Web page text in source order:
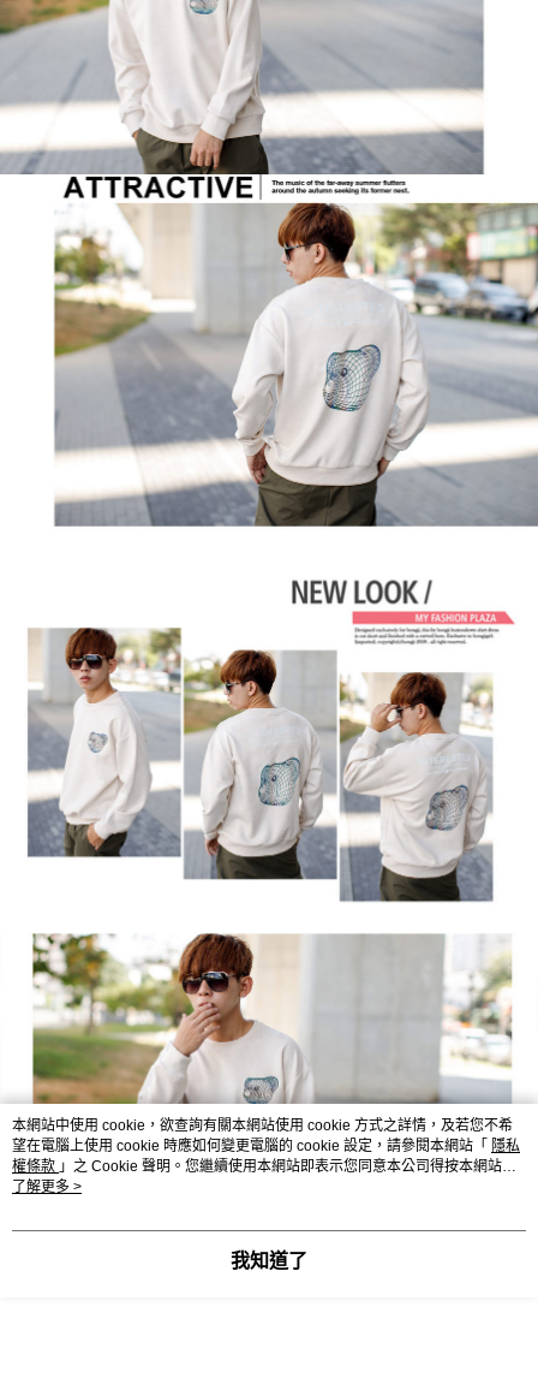
本網站中使用 cookie，欲查詢有關本網站使用 cookie 方式之詳情，及若您不希
望在電腦上使用 cookie 時應如何變更電腦的 cookie 設定，請參閱本網站「 隱私
權條款 」之 Cookie 聲明。您繼續使用本網站即表示您同意本公司得按本網站使
用條款之 Cookie 聲明使用 cookie。
了解更多 >
我知道了